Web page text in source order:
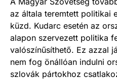
az általa teremtett politikai
küzd. Kudarc esetén az
alapon szervezett politika
valószínűsíthető. Ez azzal
nem fog önállóan indulni
szlovák pártokhoz